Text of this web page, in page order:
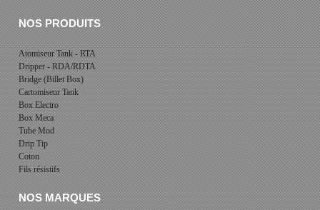
NOS PRODUITS
Atomiseur Tank - RTA
Dripper - RDA/RDTA
Bridge (Billet Box)
Cartomiseur Tank
Box Electro
Box Meca
Tube Mod
Drip Tip
Coton
Fils résistifs
NOS MARQUES